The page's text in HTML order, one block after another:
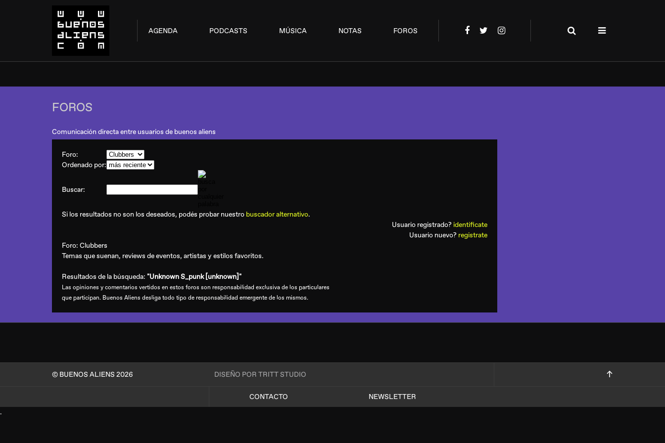
AGENDA PODCASTS MÚSICA NOTAS FOROS
FOROS
Comunicación directa entre usuarios de buenos aliens
Foro:
Ordenado por:
Buscar:
Si los resultados no son los deseados, podés probar nuestro buscador alternativo.
Usuario registrado? identificate
Usuario nuevo? registrate
Foro: Clubbers
Temas que suenan, reviews de eventos, artistas y estilos favoritos.
Resultados de la búsqueda: "Unknown S_punk [unknown]"
Las opiniones y comentarios vertidos en estos foros son responsabilidad exclusiva de los particulares
que participan. Buenos Aliens desliga todo tipo de responsabilidad emergente de los mismos.
© BUENOS ALIENS 2026 DISEÑO POR TRITT STUDIO
CONTACTO
NEWSLETTER
.